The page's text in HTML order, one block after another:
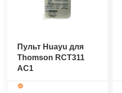
Пульт Huayu для
Thomson RCT311
AC1